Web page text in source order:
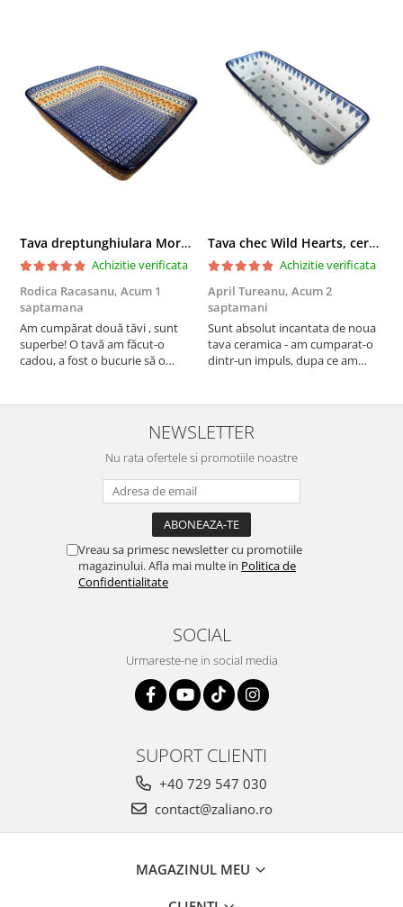
Tava dreptunghiulara Morning Sunrise, ceramica smaltuita, pictata manual, 27,0 X 32, 5 cm
Achizitie verificata
Rodica Racasanu, Acum 1
saptamana
Am cumpărat două tăvi , sunt
superbe! O tavă am făcut-o
cadou, a fost o bucurie să o
este o plăcere să o folosim, are
Tava chec Wild Hearts, ceramica smaltuita, pictata manual, 31,0 X 12,0 cm
Achizitie verificata
April Tureanu, Acum 2
saptamani
Sunt absolut incantata de noua
tava ceramica - am cumparat-o
dintr-un impuls, dupa ce am
pete de rugina dupa spalare.
Aceasta ma va scapa de aceasta
neplacere, in plus este tare
frumoasa, o ...
NEWSLETTER
Nu rata ofertele si promotiile noastre
Vreau sa primesc newsletter cu promotiile
magazinului. Afla mai multe in Politica de
Confidentialitate
SOCIAL
Urmareste-ne in social media
SUPORT CLIENTI
+40 729 547 030
contact@zaliano.ro
MAGAZINUL MEU